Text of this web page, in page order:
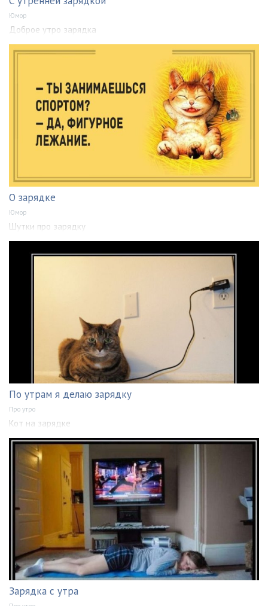
Юмор
Доброе утро зарядка
О зарядке
Юмор
Шутки про зарядку
По утрам я делаю зарядку
Про утро
Кот на зарядке
Зарядка с утра